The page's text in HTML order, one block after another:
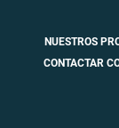
NUESTROS
CONTACTAR